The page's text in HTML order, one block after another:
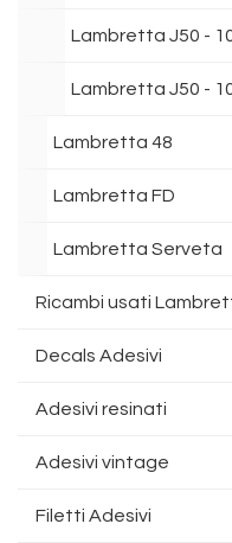
Lambretta J50 -
Lambretta J50 -
Lambretta 48
Lambretta FD
Lambretta Serveta
Ricambi usati
Decals Adesivi
Adesivi resinati
Adesivi vintage
Filetti Adesivi